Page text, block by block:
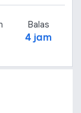
Balas
4 jam